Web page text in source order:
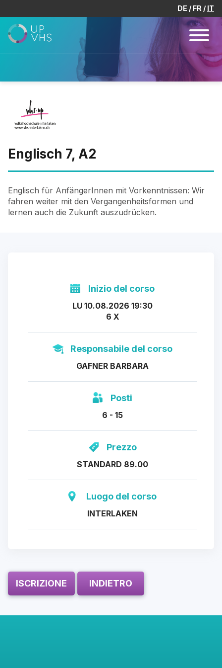
DE FR IT
Englisch 7, A2
Englisch für AnfängerInnen mit Vorkenntnissen: Wir
fahren weiter mit den Vergangenheitsformen und
lernen auch die Zukunft auszudrücken.
Inizio del corso
LU 10.08.2026 19:30
6 X
Responsabile del corso
GAFNER BARBARA
Posti
6 - 15
Prezzo
STANDARD 89.00
Luogo del corso
INTERLAKEN
ISCRIZIONE INDIETRO